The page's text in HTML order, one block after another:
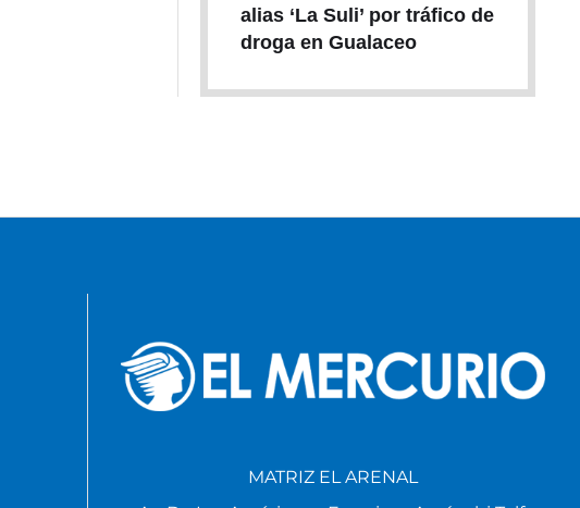
alias ‘La Suli’ por tráfico de
droga en Gualaceo
MATRIZ EL ARENAL